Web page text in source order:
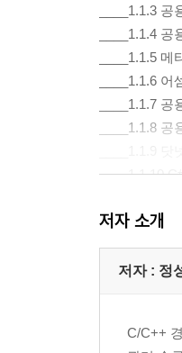
____1.1.3
____1.1.4
____1.1.5 메
____1.1.6
____1.1.7
____1.1.8
____1.1.10
▣ 02장: 개발
__2.1 기본
__2.2 편집
__2.5 닷넷
저자 소개
저자 : 정
C/C++